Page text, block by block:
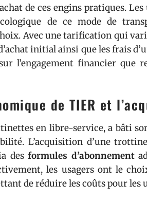
de ces engins pratiques.
de ce mode de
Avec une tarification qui
initial ainsi que les frais
l’engagement financier que
de TIER et
en libre-service, a bâti
L’acquisition d’une
desformules d’abonnement
les usagers ont le
de réduire les coûts pour